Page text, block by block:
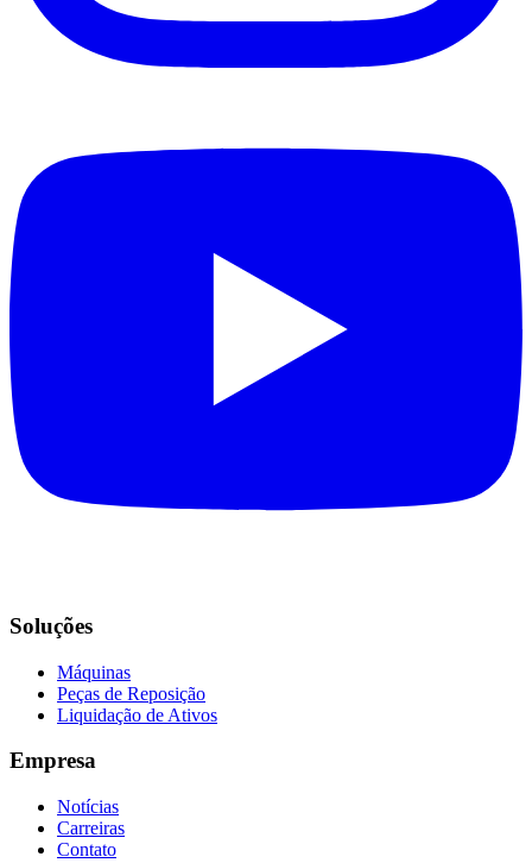
Soluções
Máquinas
Peças de Reposição
Liquidação de Ativos
Empresa
Notícias
Carreiras
Contato